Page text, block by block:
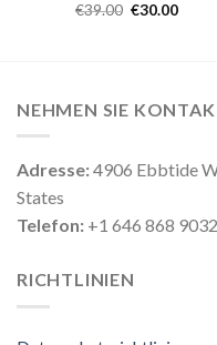
€39.00 €30.00
NEHMEN SIE
Adresse:4906 Ebbtide
States
Telefon: +1 646 868 9032
RICHTLINIEN